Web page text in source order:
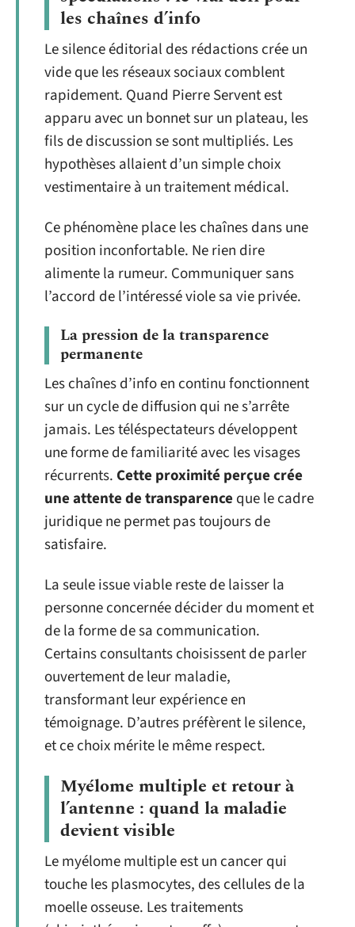
les chaînes d’info
Le silence éditorial des rédactions crée un
vide que les réseaux sociaux comblent
rapidement. Quand Pierre Servent est
apparu avec un bonnet sur un plateau, les
fils de discussion se sont multipliés. Les
hypothèses allaient d’un simple choix
vestimentaire à un traitement médical.
Ce phénomène place les chaînes dans une
position inconfortable. Ne rien dire
alimente la rumeur. Communiquer sans
l’accord de l’intéressé viole sa vie privée.
La pression de la transparence
permanente
Les chaînes d’info en continu fonctionnent
sur un cycle de diffusion qui ne s’arrête
jamais. Les téléspectateurs développent
une forme de familiarité avec les visages
récurrents. Cette proximité perçue crée
une attente de transparence que le cadre
juridique ne permet pas toujours de
satisfaire.
La seule issue viable reste de laisser la
personne concernée décider du moment et
de la forme de sa communication.
Certains consultants choisissent de parler
ouvertement de leur maladie,
transformant leur expérience en
témoignage. D’autres préfèrent le silence,
et ce choix mérite le même respect.
Myélome multiple et retour à
l’antenne : quand la maladie
devient visible
Le myélome multiple est un cancer qui
touche les plasmocytes, des cellules de la
moelle osseuse. Les traitements